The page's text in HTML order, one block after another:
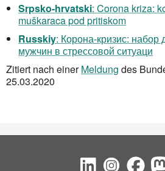
Srpsko-hrvatski: Corona kriza:
muškaraca pod pritiskom
Russkiy: Корона-кризис:
мужчин в стрессовой ситуаци
Zitiert nach einerMeldung des
25.03.2020
Social Bookmarks